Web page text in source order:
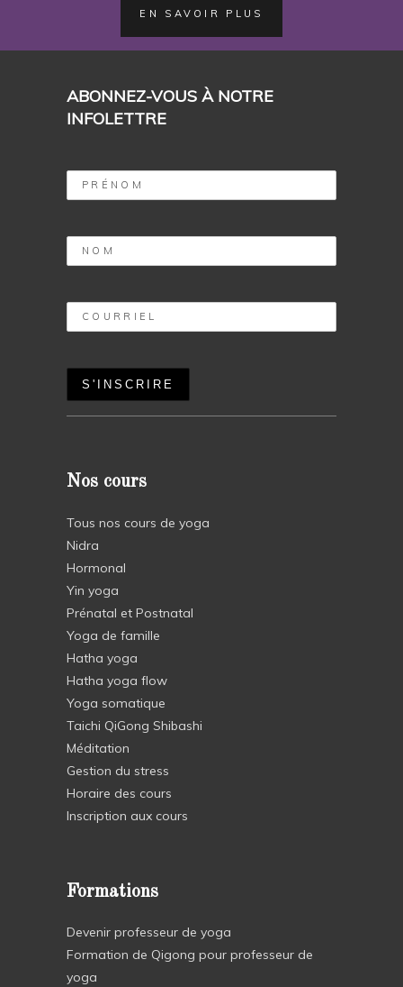
EN SAVOIR PLUS
ABONNEZ-VOUS À NOTRE
INFOLETTRE
Nos cours
Tous nos cours de yoga
Nidra
Hormonal
Yin yoga
Prénatal et Postnatal
Yoga de famille
Hatha yoga
Hatha yoga flow
Yoga somatique
Taichi QiGong Shibashi
Méditation
Gestion du stress
Horaire des cours
Inscription aux cours
Formations
Devenir professeur de yoga
Formation de Qigong pour professeur de
yoga